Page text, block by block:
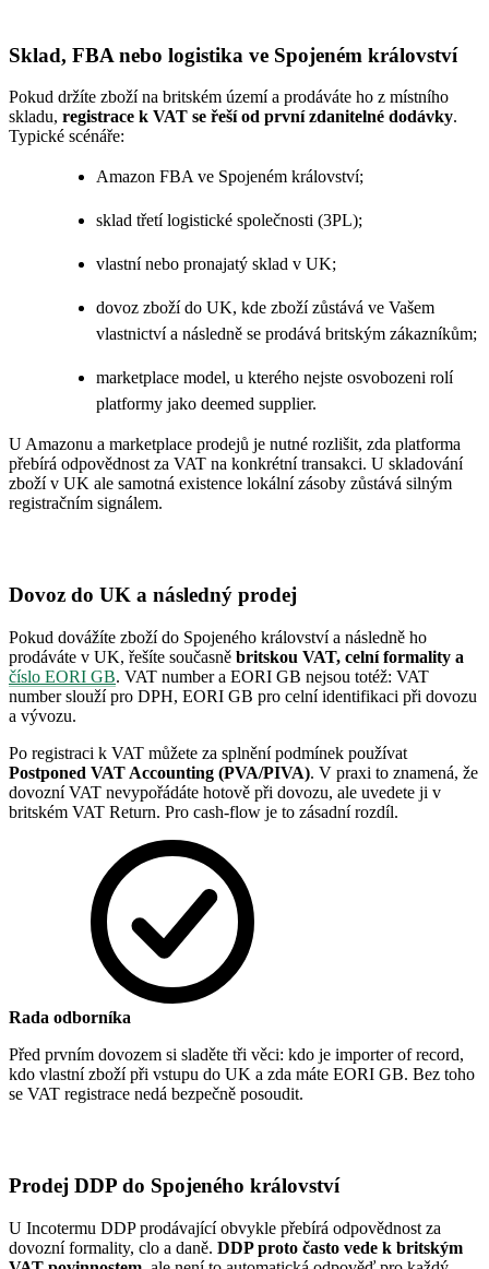
Sklad, FBA nebo logistika ve Spojeném království
Pokud držíte zboží na britském území a prodáváte ho z místního
skladu, registrace k VAT se řeší od první zdanitelné dodávky.
Typické scénáře:
Amazon FBA ve Spojeném království;
sklad třetí logistické společnosti (3PL);
vlastní nebo pronajatý sklad v UK;
dovoz zboží do UK, kde zboží zůstává ve Vašem
vlastnictví a následně se prodává britským zákazníkům;
marketplace model, u kterého nejste osvobozeni rolí
platformy jako deemed supplier.
U Amazonu a marketplace prodejů je nutné rozlišit, zda platforma
přebírá odpovědnost za VAT na konkrétní transakci. U skladování
zboží v UK ale samotná existence lokální zásoby zůstává silným
registračním signálem.
Dovoz do UK a následný prodej
Pokud dovážíte zboží do Spojeného království a následně ho
prodáváte v UK, řešíte současně britskou VAT, celní formality a
číslo EORI GB. VAT number a EORI GB nejsou totéž: VAT
number slouží pro DPH, EORI GB pro celní identifikaci při dovozu
a vývozu.
Po registraci k VAT můžete za splnění podmínek používat
Postponed VAT Accounting (PVA/PIVA). V praxi to znamená, že
dovozní VAT nevypořádáte hotově při dovozu, ale uvedete ji v
britském VAT Return. Pro cash-flow je to zásadní rozdíl.
Rada odborníka
Před prvním dovozem si sladěte tři věci: kdo je importer of record,
kdo vlastní zboží při vstupu do UK a zda máte EORI GB. Bez toho
se VAT registrace nedá bezpečně posoudit.
Prodej DDP do Spojeného království
U Incotermu DDP prodávající obvykle přebírá odpovědnost za
dovozní formality, clo a daně. DDP proto často vede k britským